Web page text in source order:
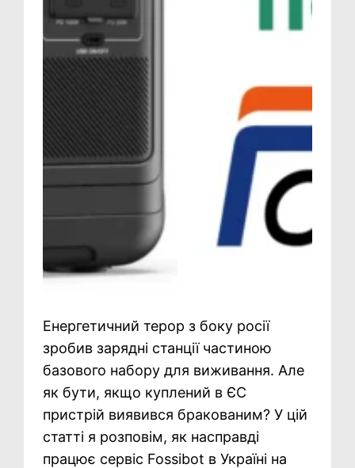
Енергетичний терор з боку росії
зробив зарядні станції частиною
базового набору для виживання. Але
як бути, якщо куплений в ЄС
пристрій виявився бракованим? У цій
статті я розповім, як насправді
працює сервіс Fossibot в Україні на